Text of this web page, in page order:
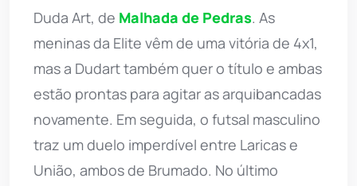
Duda Art, de Malhada de Pedras. As
meninas da Elite vêm de uma vitória de 4x1,
mas a Dudart também quer o título e ambas
estão prontas para agitar as arquibancadas
novamente. Em seguida, o futsal masculino
traz um duelo imperdível entre Laricas e
União, ambos de Brumado. No último